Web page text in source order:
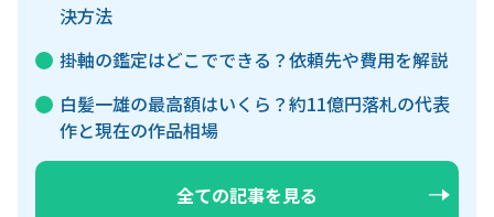
決方法
掛軸の鑑定はどこでできる？依頼先や費用を解説
白髪一雄の最高額はいくら？約11億円落札の代表
作と現在の作品相場
全ての記事を見る